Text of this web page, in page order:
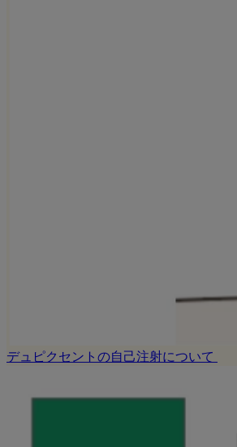
デュピクセントの自己注射について